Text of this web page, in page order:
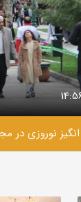
نوروزی در